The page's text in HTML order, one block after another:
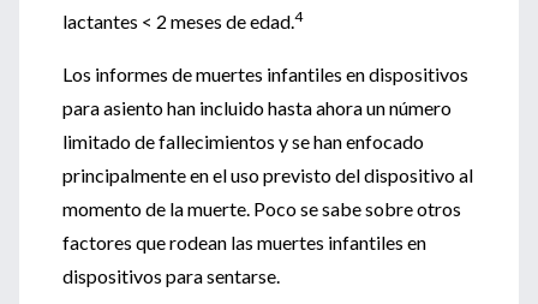
lactantes < 2 meses de edad.4
Los informes de muertes infantiles en dispositivos
para asiento han incluido hasta ahora un número
limitado de fallecimientos y se han enfocado
principalmente en el uso previsto del dispositivo al
momento de la muerte. Poco se sabe sobre otros
factores que rodean las muertes infantiles en
dispositivos para sentarse.